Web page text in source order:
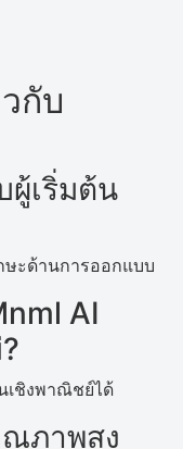
กับ
ผู้เริ่มต้น
ษะด้านการออกแบบ
AI
เชิงพาณิชย์ได้
ภาพสูง